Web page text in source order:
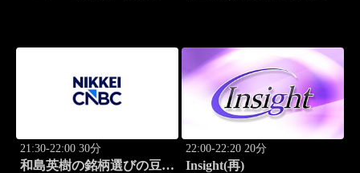
21:30-22:00 30分
和島英樹の銘柄選びの豆知
22:00-22:20 20分
Insight(再)